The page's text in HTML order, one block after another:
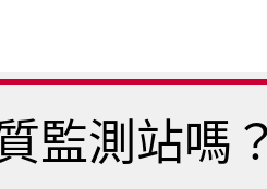
監測站嗎？